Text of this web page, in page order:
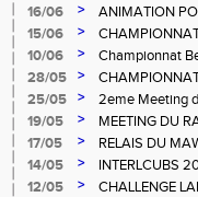
16/06
>
ANIMATION
15/06
>
10/06
>
Championnat
28/05
>
Gosier
25/05 >
2eme Meeting
19/05
>
MEETING DU
17/05
>
RELAIS DU
14/05
>
INTERLCUBS
12/05
>
CHALLENGE